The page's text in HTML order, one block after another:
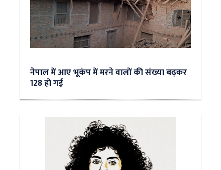
नेपाल में आए भूकंप में मरने वालों की संख्या बढ़कर
128 हो गई